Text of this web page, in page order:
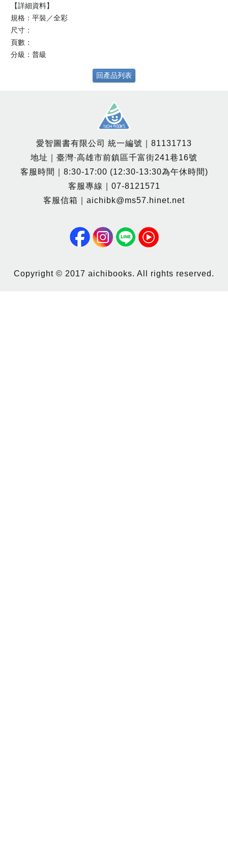
【詳細資料】
規格：平裝／全彩
尺寸：
頁數：
分級：普級
回產品列表
愛智圖書有限公司 統一編號｜81131713
地址｜臺灣·高雄市前鎮區千富街241巷16號
客服時間｜8:30-17:00 (12:30-13:30為午休時間)
客服專線｜07-8121571
客服信箱｜aichibk@ms57.hinet.net
Copyright © 2017 aichibooks. All rights reserved.